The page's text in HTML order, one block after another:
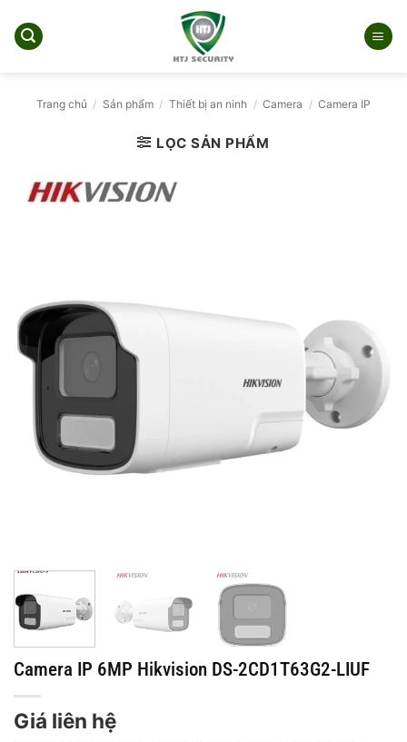
qua
Trang chủ / Sản phẩm / Thiết bị an ninh / Camera / Camera IP
LỌC SẢN PHẨM
Camera IP 6MP Hikvision DS-2CD1T63G2-LIUF
Giá liên hệ